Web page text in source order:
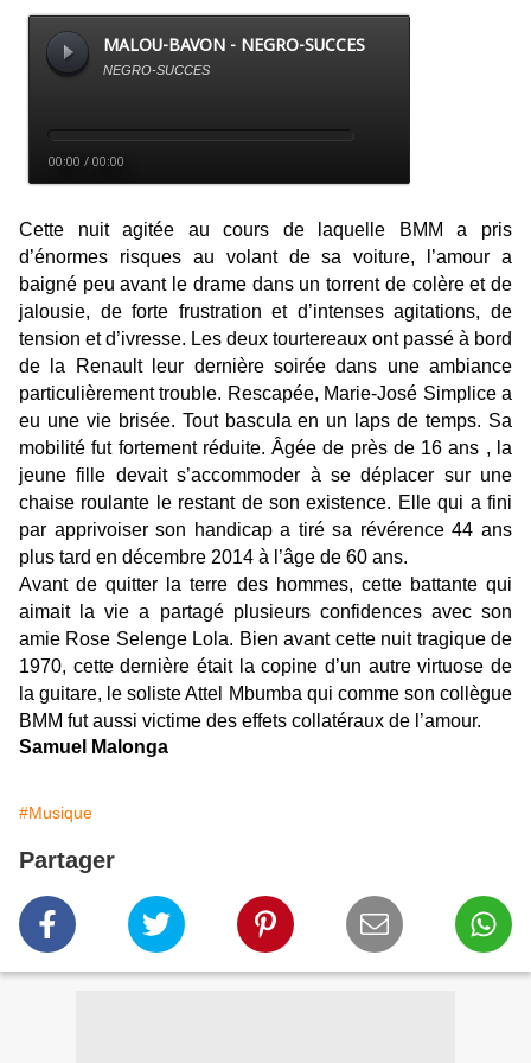
Cette nuit agitée au cours de laquelle BMM a pris
d’énormes risques au volant de sa voiture, l’amour a
baigné peu avant le drame dans un torrent de colère et de
jalousie, de forte frustration et d’intenses agitations, de
tension et d’ivresse. Les deux tourtereaux ont passé à bord
de la Renault leur dernière soirée dans une ambiance
particulièrement trouble. Rescapée, Marie-José Simplice a
eu une vie brisée. Tout bascula en un laps de temps. Sa
mobilité fut fortement réduite. Âgée de près de 16 ans , la
jeune fille devait s’accommoder à se déplacer sur une
chaise roulante le restant de son existence. Elle qui a fini
par apprivoiser son handicap a tiré sa révérence 44 ans
plus tard en décembre 2014 à l’âge de 60 ans.
Avant de quitter la terre des hommes, cette battante qui
aimait la vie a partagé plusieurs confidences avec son
amie Rose Selenge Lola. Bien avant cette nuit tragique de
1970, cette dernière était la copine d’un autre virtuose de
la guitare, le soliste Attel Mbumba qui comme son collègue
BMM fut aussi victime des effets collatéraux de l’amour.
Samuel Malonga
#Musique
Partager